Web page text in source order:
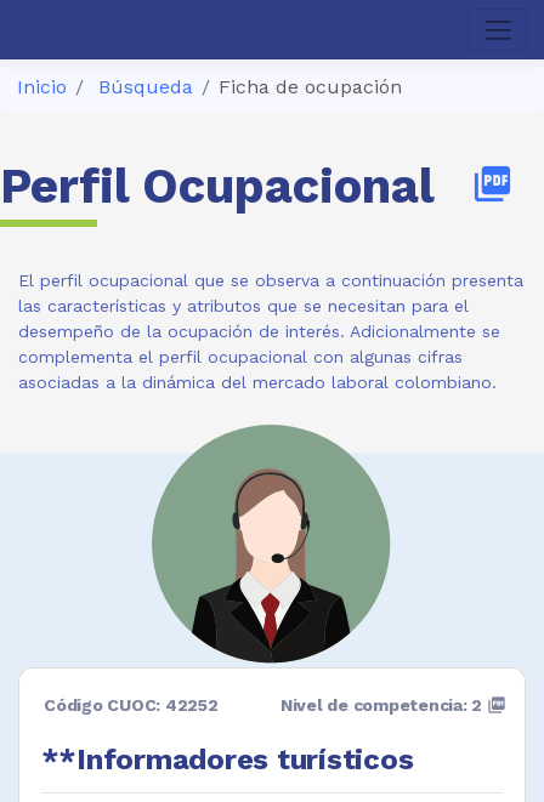
Inicio Búsqueda Ficha de ocupación
Perfil Ocupacional picture_as_pdf
El perfil ocupacional que se observa a continuación presenta
las características y atributos que se necesitan para el
desempeño de la ocupación de interés. Adicionalmente se
complementa el perfil ocupacional con algunas cifras
asociadas a la dinámica del mercado laboral colombiano.
Código CUOC: 42252
**Informadores turísticos
Nivel de competencia: 2 picture_as_pdf